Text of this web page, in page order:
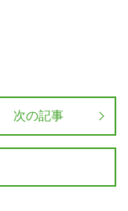
次の記事